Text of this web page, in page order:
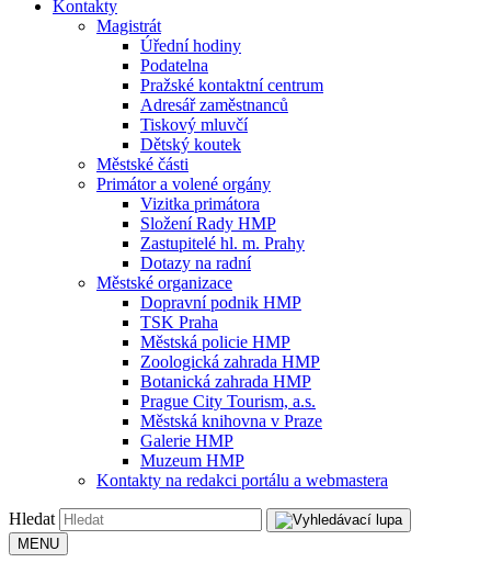
Kontakty
Magistrát
Úřední hodiny
Podatelna
Pražské kontaktní centrum
Adresář zaměstnanců
Tiskový mluvčí
Dětský koutek
Městské části
Primátor a volené orgány
Vizitka primátora
Složení Rady HMP
Zastupitelé hl. m. Prahy
Dotazy na radní
Městské organizace
Dopravní podnik HMP
TSK Praha
Městská policie HMP
Zoologická zahrada HMP
Botanická zahrada HMP
Prague City Tourism, a.s.
Městská knihovna v Praze
Galerie HMP
Muzeum HMP
Kontakty na redakci portálu a webmastera
Hledat
MENU